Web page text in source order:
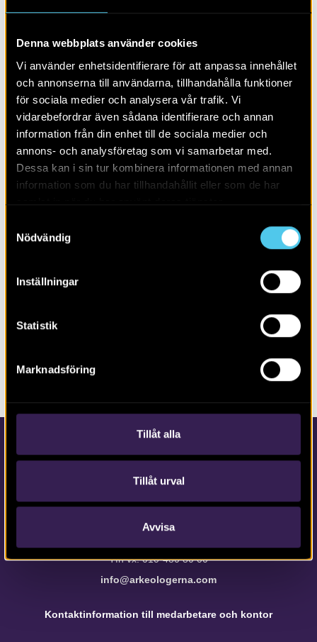
Denna webbplats använder cookies
Vi använder enhetsidentifierare för att anpassa innehållet
och annonserna till användarna, tillhandahålla funktioner
för sociala medier och analysera vår trafik. Vi
vidarebefordrar även sådana identifierare och annan
information från din enhet till de sociala medier och
annons- och analysföretag som vi samarbetar med.
Dessa kan i sin tur kombinera informationen med annan
information som du har tillhandahållit eller som de har
Nödvändig
Inställningar
Statistik
Marknadsföring
Tillåt alla
Tillåt urval
Avvisa
cykelvägen på den södra sidan av befintlig väg visade
sig delar av utredningsobjekt UO6 beröras. Inom det
cirka 1 600 kvadratmeterstora utredningsområdet togs
sju sökschakt upp på totalt 127 kvadratmeter. Inga spår
efter förhistoriska aktiviteter, varken som matjordsfynd,
anläggningar/nedgrävningar eller ristningar på
anträffade stenblock påträffades. Efter den utförda
arkeologiska utredningen steg 1 och 2 kvarstår inga
antikvariska intressen inom det av Trafikverket angivna
området för gång- och cykelvägen.
Tfn vx: 010-480 80 00
info@arkeologerna.com
Kontaktinformation till medarbetare och kontor